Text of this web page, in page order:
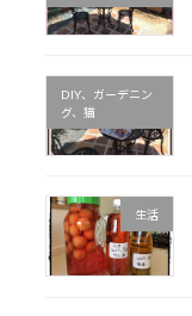
DIY、ガーデニン
グ、猫
生活